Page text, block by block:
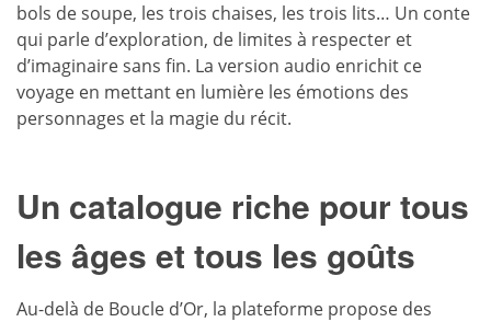
bols de soupe, les trois chaises, les trois lits… Un conte
qui parle d’exploration, de limites à respecter et
d’imaginaire sans fin. La version audio enrichit ce
voyage en mettant en lumière les émotions des
personnages et la magie du récit.
Un catalogue riche pour tous
les âges et tous les goûts
Au-delà de Boucle d’Or, la plateforme propose des